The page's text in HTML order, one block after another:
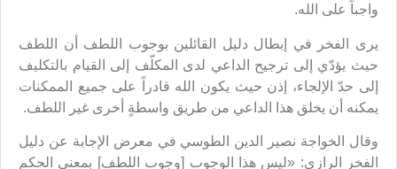
واجباً على الله.
يرى الفخر في إبطال دليل القائلين بوجوب اللطف أن اللطف
حيث يؤدّي إلى ترجيح الداعي لدى المكلّف إلى القيام بالتكليف
إلى حدّ الإلجاء، إذن حيث يكون الله قادراً على جميع الممكنات
يمكنه أن يخلق هذا الداعي من طريق واسطةٍ أخرى غير اللطف.
وقال الخواجة نصير الدين الطوسي في معرض الإجابة عن دليل
الفخر الرازي: «ليس هذا الوجوب [وجوب اللطف] بمعنى الحكم